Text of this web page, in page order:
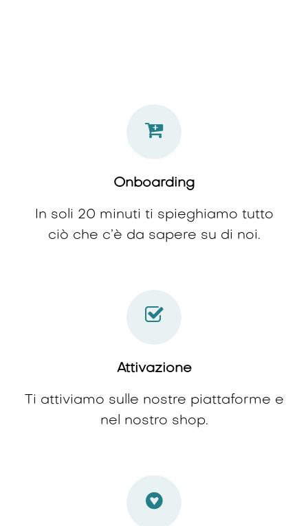
Onboarding
In soli 20 minuti ti spieghiamo tutto
ciò che c’è da sapere su di noi.
Attivazione
Ti attiviamo sulle nostre piattaforme e
nel nostro shop.